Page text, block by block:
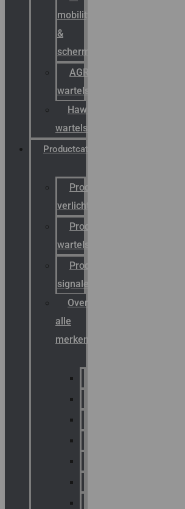
mobility
&
schermstromen
AGRO
wartels
Hawke
wartels
Productcatalogus
Productcatalogus
verlichting
Productcatalogus
wartels
Productcatalogus
signalering
Overzicht
alle
merken